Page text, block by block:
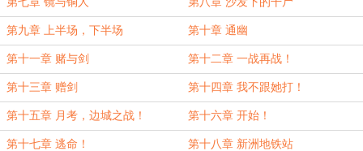
第九章 上半场，下半场 第十章 通幽
第十一章 赌与剑 第十二章 一战再战！
第十三章 赠剑 第十四章 我不跟她打！
第十五章 月考，边城之战！ 第十六章 开始！
第十七章 逃命！ 第十八章 新洲地铁站